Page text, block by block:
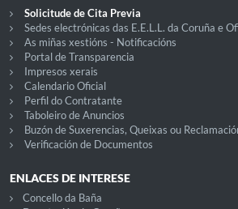
Solicitude de Cita Previa
Sedes electrónicas das E.E.L.L. da Coruña e
As miñas xestións - Notificacións
Portal de Transparencia
Impresos xerais
Calendario Oficial
Perfil do Contratante
Taboleiro de Anuncios
Buzón de Suxerencias, Queixas ou
Verificación de Documentos
ENLACES DE INTERESE
Concello da Baña